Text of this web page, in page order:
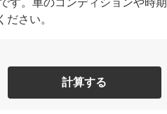
す。車のコンディションや時期
さい。
計算する